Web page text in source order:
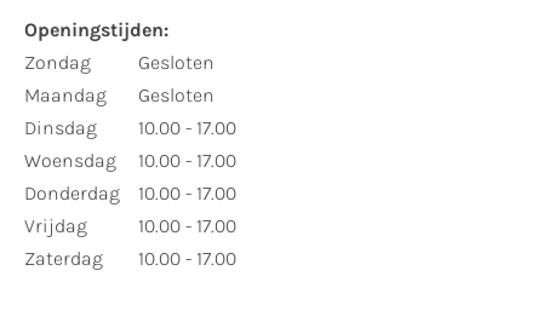
Openingstijden:
Zondag
Maandag
Dinsdag
Woensdag
Donderdag
Vrijdag
Zaterdag
Gesloten
Gesloten
10.00 - 17.00
10.00 - 17.00
10.00 - 17.00
10.00 - 17.00
10.00 - 17.00